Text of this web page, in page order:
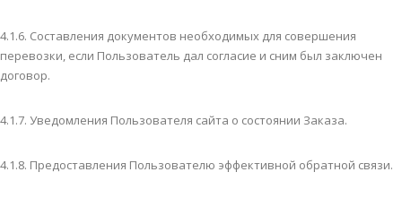
4.1.6. Составления документов необходимых для совершения
перевозки, если Пользователь дал согласие и сним был заключен
договор.
4.1.7. Уведомления Пользователя сайта о состоянии Заказа.
4.1.8. Предоставления Пользователю эффективной обратной связи.